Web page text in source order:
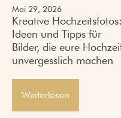
Kreative Hochzeitsfotos:
Ideen und Tipps für
Bilder, die eure
unvergesslich machen
Mai 29, 2026
Weiterlesen